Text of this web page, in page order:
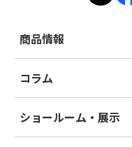
商品情報
コラム
ショールーム・展示